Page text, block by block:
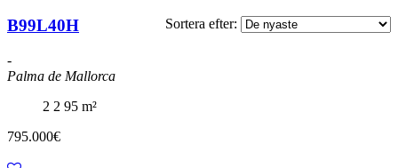
Sortera efter:
B99L40H
-
Palma de Mallorca
2 2 95 m²
795.000€